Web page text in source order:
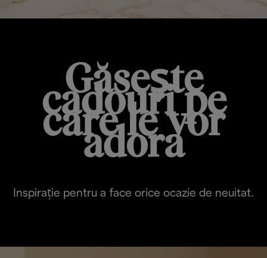
Găsește
cadouri pe
care le vor
adora
Inspirație pentru a face orice ocazie de neuitat.